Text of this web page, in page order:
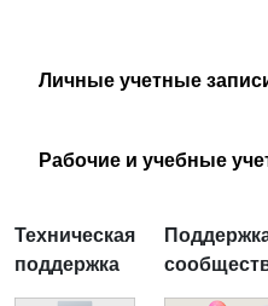
Личные учетные
Рабочие и учебные
Техническая
поддержка